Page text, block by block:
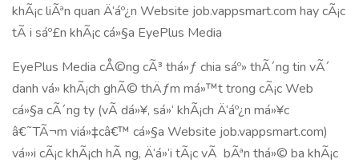
khÃ¡c liÃªn quan Ä‘áº¿n Website job.vappsmart.com hay cÃ¡c
tÃ i sáº£n khÃ¡c cá»§a EyePlus Media
EyePlus Media cÅ©ng cÃ³ thá»ƒ chia sáº» thÃ´ng tin vÃ´
danh vá» khÃ¡ch ghÃ© thÄƒm má»™t trong cÃ¡c Web
cá»§a cÃ´ng ty (vÃ­ dá»¥, sá»‘ khÃ¡ch Ä‘áº¿n má»¥c
â€˜TÃ¬m viá»‡câ€™ cá»§a Website job.vappsmart.com)
vá»›i cÃ¡c khÃ¡ch hÃ ng, Ä‘á»‘i tÃ¡c vÃ bÃªn thá»© ba khÃ¡c